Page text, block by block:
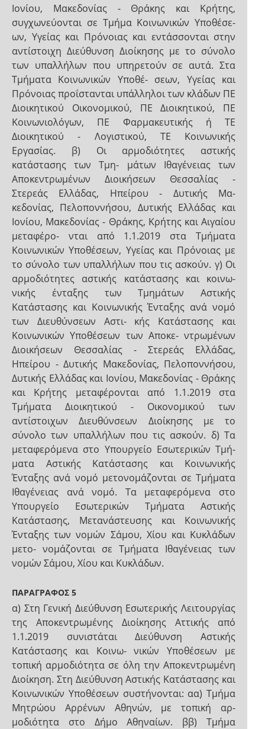
Ιονίου, Μακεδονίας - Θράκης και Κρήτης,
συγχωνεύονται σε Τμήμα Κοινωνικών Υποθέσε-
ων, Υγείας και Πρόνοιας και εντάσσονται στην
αντίστοιχη Διεύθυνση Διοίκησης με το σύνολο
των υπαλλήλων που υπηρετούν σε αυτά. Στα
Τμήματα Κοινωνικών Υποθέ- σεων, Υγείας και
Πρόνοιας προΐστανται υπάλληλοι των κλάδων ΠΕ
Διοικητικού Οικονομικού, ΠΕ Διοικητικού, ΠΕ
Κοινωνιολόγων, ΠΕ Φαρμακευτικής ή ΤΕ
Διοικητικού - Λογιστικού, ΤΕ Κοινωνικής
Εργασίας. β) Οι αρμοδιότητες αστικής
κατάστασης των Τμη- μάτων Ιθαγένειας των
Αποκεντρωμένων Διοικήσεων Θεσσαλίας -
Στερεάς Ελλάδας, Ηπείρου - Δυτικής Μα-
κεδονίας, Πελοποννήσου, Δυτικής Ελλάδας και
Ιονίου, Μακεδονίας - Θράκης, Κρήτης και Αιγαίου
μεταφέρο- νται από 1.1.2019 στα Τμήματα
Κοινωνικών Υποθέσεων, Υγείας και Πρόνοιας με
το σύνολο των υπαλλήλων που τις ασκούν. γ) Οι
αρμοδιότητες αστικής κατάστασης και κοινω-
νικής ένταξης των Τμημάτων Αστικής
Κατάστασης και Κοινωνικής Ένταξης ανά νομό
των Διευθύνσεων Αστι- κής Κατάστασης και
Κοινωνικών Υποθέσεων των Αποκε- ντρωμένων
Διοικήσεων Θεσσαλίας - Στερεάς Ελλάδας,
Ηπείρου - Δυτικής Μακεδονίας, Πελοποννήσου,
Δυτικής Ελλάδας και Ιονίου, Μακεδονίας - Θράκης
και Κρήτης μεταφέρονται από 1.1.2019 στα
Τμήματα Διοικητικού - Οικονομικού των
αντίστοιχων Διευθύνσεων Διοίκησης με το
σύνολο των υπαλλήλων που τις ασκούν. δ) Τα
μεταφερόμενα στο Υπουργείο Εσωτερικών Τμή-
ματα Αστικής Κατάστασης και Κοινωνικής
Ένταξης ανά νομό μετονομάζονται σε Τμήματα
Ιθαγένειας ανά νομό. Τα μεταφερόμενα στο
Υπουργείο Εσωτερικών Τμήματα Αστικής
Κατάστασης, Μετανάστευσης και Κοινωνικής
Ένταξης των νομών Σάμου, Χίου και Κυκλάδων
μετο- νομάζονται σε Τμήματα Ιθαγένειας των
νομών Σάμου, Χίου και Κυκλάδων.
ΠΑΡΑΓΡΑΦΟΣ 5
α) Στη Γενική Διεύθυνση Εσωτερικής Λειτουργίας
της Αποκεντρωμένης Διοίκησης Αττικής από
1.1.2019 συνιστάται Διεύθυνση Αστικής
Κατάστασης και Κοινω- νικών Υποθέσεων με
τοπική αρμοδιότητα σε όλη την Αποκεντρωμένη
Διοίκηση. Στη Διεύθυνση Αστικής Κατάστασης και
Κοινωνικών Υποθέσεων συστήνονται: αα) Τμήμα
Μητρώου Αρρένων Αθηνών, με τοπική αρ-
μοδιότητα στο Δήμο Αθηναίων. ββ) Τμήμα